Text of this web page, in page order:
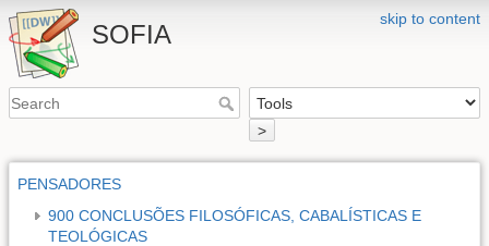
skip to content
SOFIA
>
PENSADORES
900 CONCLUSÕES FILOSÓFICAS, CABALÍSTICAS E
TEOLÓGICAS